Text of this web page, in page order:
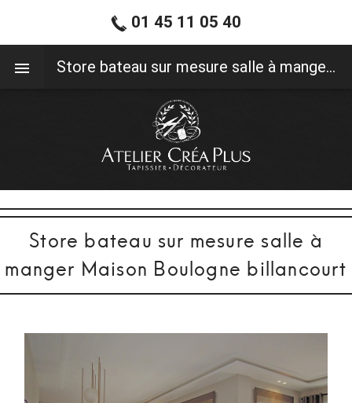
Store bateau sur mesure salle à
manger Maison Boulogne billancourt
01 45 11 05 40
Store bateau sur mesure salle à manger Maison Boulogne billancourt